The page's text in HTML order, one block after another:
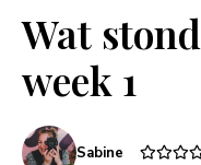
Wat
week 1
Sabine